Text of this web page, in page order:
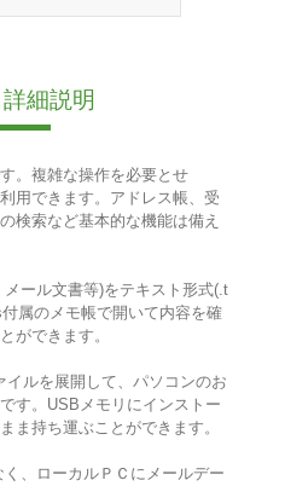
細説明
。複雑な操作を必要とせ
用できます。アドレス帳、受
検索など基本的な機能は備え
ール文書等)をテキスト形式(.t
属のメモ帳で開いて内容を確
ができます。
ルを展開して、パソコンのお
す。USBメモリにインストー
ま持ち運ぶことができます。
、ローカルＰＣにメールデー